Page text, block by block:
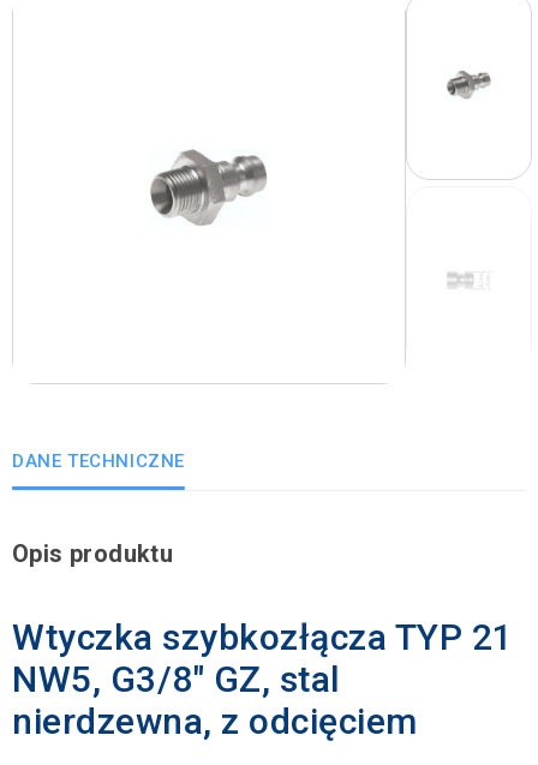
DANE TECHNICZNE
Opis produktu
Wtyczka szybkozłącza TYP 21
NW5, G3/8" GZ, stal
nierdzewna, z odcięciem